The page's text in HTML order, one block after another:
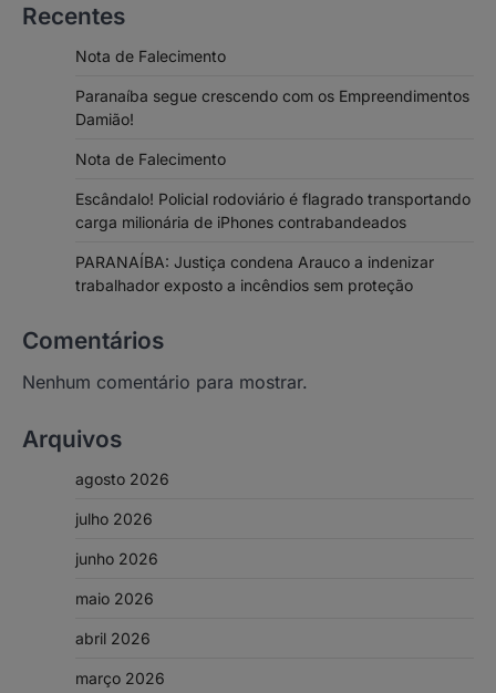
Recentes
Nota de Falecimento
Paranaíba segue crescendo com os Empreendimentos
Damião!
Nota de Falecimento
Escândalo! Policial rodoviário é flagrado transportando
carga milionária de iPhones contrabandeados
PARANAÍBA: Justiça condena Arauco a indenizar
trabalhador exposto a incêndios sem proteção
Comentários
Nenhum comentário para mostrar.
Arquivos
agosto 2026
julho 2026
junho 2026
maio 2026
abril 2026
março 2026